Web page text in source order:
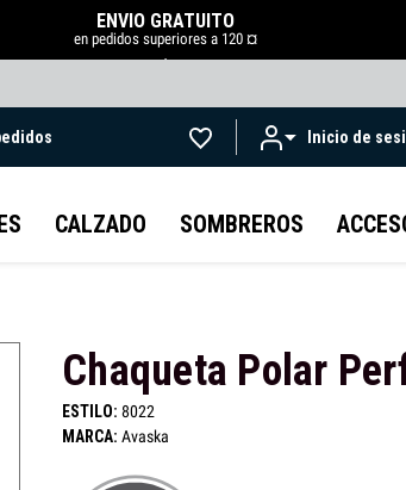
ENVÍO GRATUITO
en pedidos superiores a 120 ¤
.
Inicio de
CALZADO SOMBREROS
Chaqueta Polar
ESTILO: 8022
MARCA: Avaska